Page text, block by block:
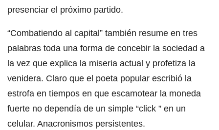
presenciar el próximo partido.
“Combatiendo al capital” también resume en tres
palabras toda una forma de concebir la sociedad a
la vez que explica la miseria actual y profetiza la
venidera. Claro que el poeta popular escribió la
estrofa en tiempos en que escamotear la moneda
fuerte no dependía de un simple “click ” en un
celular. Anacronismos persistentes.